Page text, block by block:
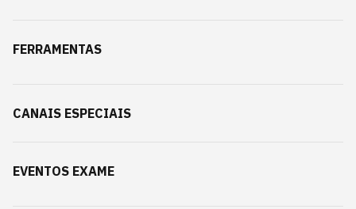
FERRAMENTAS
CANAIS ESPECIAIS
EVENTOS EXAME